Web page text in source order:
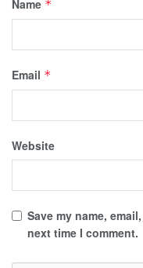
Name *
Email *
Website
Save my name,
next time I comment.